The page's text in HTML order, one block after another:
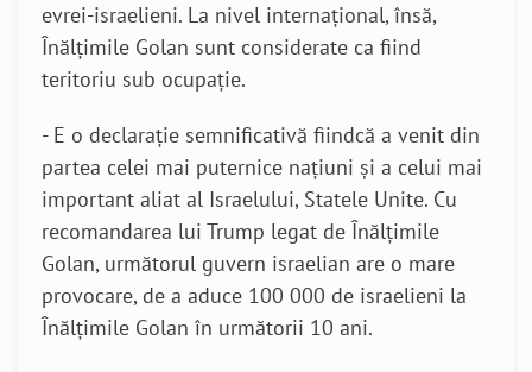
evrei-israelieni. La nivel internațional, însă,
Înălțimile Golan sunt considerate ca fiind
teritoriu sub ocupație.
- E o declarație semnificativă fiindcă a venit din
partea celei mai puternice națiuni și a celui mai
important aliat al Israelului, Statele Unite. Cu
recomandarea lui Trump legat de Înălțimile
Golan, următorul guvern israelian are o mare
provocare, de a aduce 100 000 de israelieni la
Înălțimile Golan în următorii 10 ani.